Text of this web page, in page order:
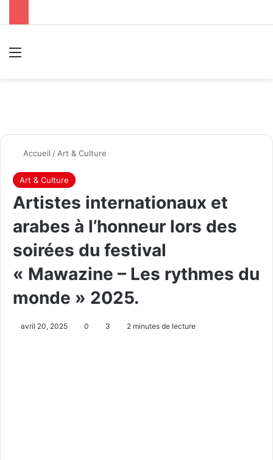
Accueil / Art & Culture
Art & Culture
Artistes internationaux et
arabes à l’honneur lors des
soirées du festival
« Mawazine – Les rythmes du
monde » 2025.
avril 20, 2025 0 3 2 minutes de lecture